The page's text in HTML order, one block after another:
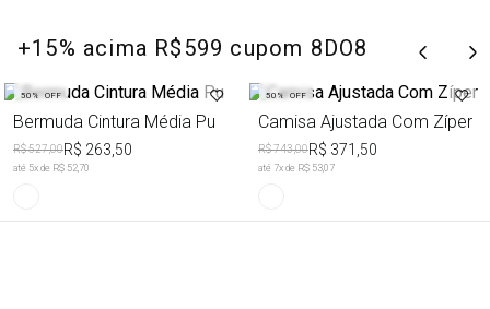
+15% acima R$599 cupom 8DO8
50% OFF
Bermuda Cintura Média Pu
R$ 527,00R$ 263,50
até 5x de R$ 52,70
50% OFF
Camisa Ajustada Com Zíper
R$ 743,00R$ 371,50
até 7x de R$ 53,07